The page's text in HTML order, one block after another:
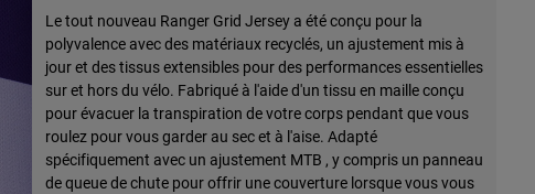
Le tout nouveau Ranger Grid Jersey a été conçu pour la
polyvalence avec des matériaux recyclés, un ajustement mis à
jour et des tissus extensibles pour des performances essentielles
sur et hors du vélo. Fabriqué à l'aide d'un tissu en maille conçu
pour évacuer la transpiration de votre corps pendant que vous
roulez pour vous garder au sec et à l'aise. Adapté
spécifiquement avec un ajustement MTB , y compris un panneau
de queue de chute pour offrir une couverture lorsque vous vous